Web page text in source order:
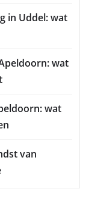
in Uddel: wat
wat
wat
van